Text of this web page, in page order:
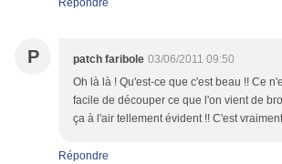
Répondre
P patch faribole 03/06/2011 09:50
Oh là là ! Qu'est-ce que c'est beau !! Ce
facile de découper ce que l'on vient de
ça à l'air tellement évident !! C'est
Répondre